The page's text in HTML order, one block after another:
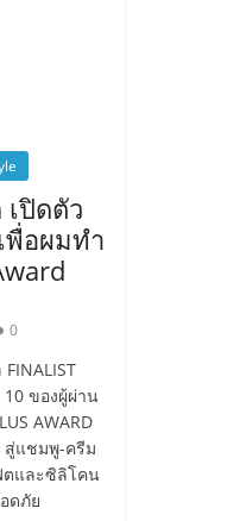
ปิดตัว
อผมทำ
0
10 ของผู้ผ่าน
AWARD
สู่แชมพู-ครีม
ตและซิลิโคน
ดภัย